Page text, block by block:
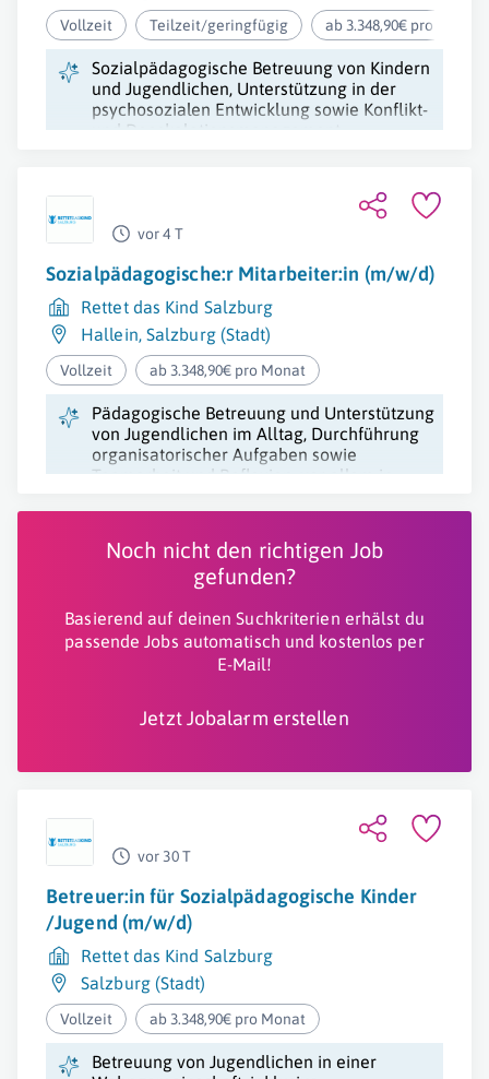
Vollzeit Teilzeit/geringfügig ab 3.348,90€ pro Monat
Sozialpädagogische Betreuung von Kindern
und Jugendlichen, Unterstützung in der
psychosozialen Entwicklung sowie Konflikt-
und Deeskalationsmanagement.
vor 4 T
Sozialpädagogische:r Mitarbeiter:in (m/w/d)
Rettet das Kind Salzburg
Hallein Salzburg (Stadt)
Vollzeit ab 3.348,90€ pro Monat
Pädagogische Betreuung und Unterstützung
von Jugendlichen im Alltag, Durchführung
organisatorischer Aufgaben sowie
Teamarbeit und Reflexion, vor allem in
Noch nicht den richtigen Job
gefunden?
Basierend auf deinen Suchkriterien erhälst du
passende Jobs automatisch und kostenlos per
E-Mail!
Jetzt Jobalarm erstellen
vor 30 T
Betreuer:in für Sozialpädagogische Kinder
/Jugend (m/w/d)
Rettet das Kind Salzburg
Salzburg (Stadt)
Vollzeit ab 3.348,90€ pro Monat
Betreuung von Jugendlichen in einer